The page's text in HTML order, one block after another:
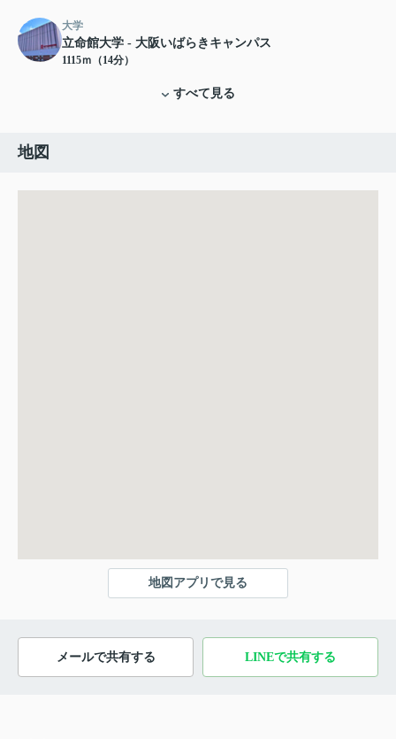
大学
立命館大学 - 大阪いばらきキャンパス
1115ｍ（14分）
すべて見る
地図
地図アプリで見る
メールで共有する LINEで共有する